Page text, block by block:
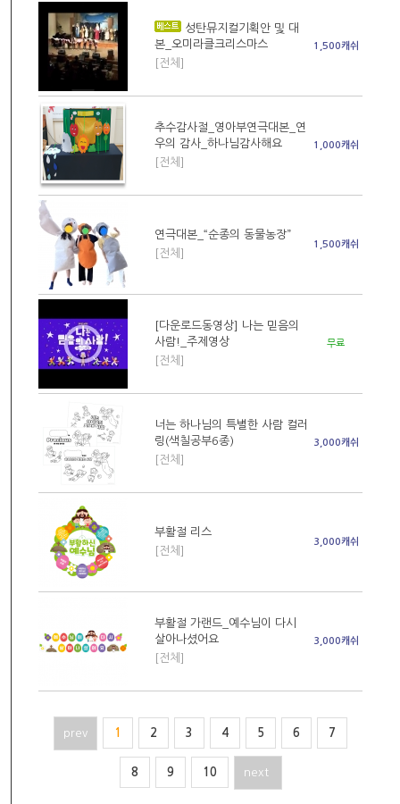
성탄뮤지컬기획안 및 대
본_오미라클크리스마스
[전체]
1,500캐쉬
추수감사절_영아부연극대본_연
우의 감사_하나님감사해요
[전체]
1,000캐쉬
연극대본_“순종의 동물농장”
[전체]
1,500캐쉬
[다운로드동영상] 나는 믿음의
사람!_주제영상
[전체]
무료
너는 하나님의 특별한 사람 컬러
링(색칠공부6종)
[전체]
3,000캐쉬
부활절 리스
[전체]
3,000캐쉬
부활절 가랜드_예수님이 다시
살아나셨어요
[전체]
3,000캐쉬
prev 1 2 3 4 5 6 7
8 9 10 next